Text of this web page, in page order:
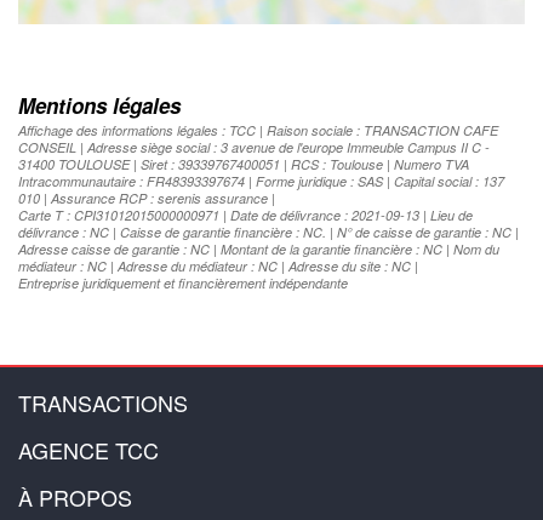
Mentions légales
Affichage des informations légales : TCC | Raison sociale : TRANSACTION CAFE
CONSEIL | Adresse siège social : 3 avenue de l'europe Immeuble Campus II C -
31400 TOULOUSE | Siret : 39339767400051 | RCS : Toulouse | Numero TVA
Intracommunautaire : FR48393397674 | Forme juridique : SAS | Capital social : 137
010 | Assurance RCP : serenis assurance |
Carte T : CPI31012015000000971 | Date de délivrance : 2021-09-13 | Lieu de
délivrance : NC | Caisse de garantie financière : NC. | N° de caisse de garantie : NC |
Adresse caisse de garantie : NC | Montant de la garantie financière : NC | Nom du
médiateur : NC | Adresse du médiateur : NC | Adresse du site : NC |
Entreprise juridiquement et financièrement indépendante
TRANSACTIONS
AGENCE TCC
À PROPOS